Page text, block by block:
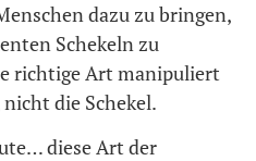
dazu zu bringen,
Schekeln zu
richtige Art manipuliert
die Schekel.
diese Art der